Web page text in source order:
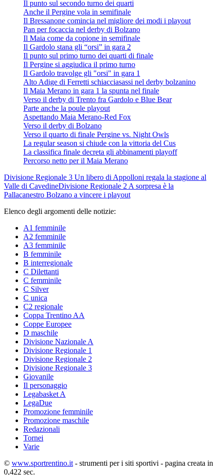
Il punto sul secondo turno dei quarti
Anche il Pergine vola in semifinale
Il Bressanone comincia nel migliore dei modi i playout
Pan per focaccia nel derby di Bolzano
Il Maia come da copione in semifinale
Il Gardolo stana gli “orsi” in gara 2
Il punto sul primo turno dei quarti di finale
Il Pergine si aggiudica il primo turno
Il Gardolo travolge gli "orsi" in gara 1
Alto Adige di Ferretti schiacciasassi nel derby bolzanino
Il Maia Merano in gara 1 la spunta nel finale
Verso il derby di Trento fra Gardolo e Blue Bear
Parte anche la poule playout
Aspettando Maia Merano-Red Fox
Verso il derby di Bolzano
Verso il quarto di finale Pergine vs. Night Owls
La regular season si chiude con la vittoria del Cus
La classifica finale decreta gli abbinamenti playoff
Percorso netto per il Maia Merano
Divisione Regionale 3 Un libero di Appolloni regala la stagione al
Valle di CavedineDivisione Regionale 2 A sorpresa è la
Pallacanestro Bolzano a vincere i playout
Elenco degli argomenti delle notizie:
A1 femminile
A2 femminile
A3 femminile
B femminile
B interregionale
C Dilettanti
C femminile
C Silver
C unica
C2 regionale
Coppa Trentino AA
Coppe Europee
D maschile
Divisione Nazionale A
Divisione Regionale 1
Divisione Regionale 2
Divisione Regionale 3
Giovanile
Il personaggio
Legabasket A
LegaDue
Promozione femminile
Promozione maschile
Redazionali
Tornei
Varie
© www.sportrentino.it - strumenti per i siti sportivi - pagina creata in
0,422 sec.